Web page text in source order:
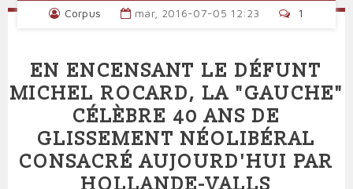
Corpus mar, 2016-07-05 12:23 1
EN ENCENSANT LE DÉFUNT
MICHEL ROCARD, LA "GAUCHE"
CÉLÈBRE 40 ANS DE
GLISSEMENT NÉOLIBÉRAL
CONSACRÉ AUJOURD'HUI PAR